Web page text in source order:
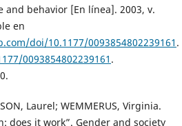
and behavior [En línea]. 2003, v.
en
doi/10.1177/0093854802239161 .
0093854802239161 .
Laurel; WEMMERUS, Virginia.
does it work”. Gender and society